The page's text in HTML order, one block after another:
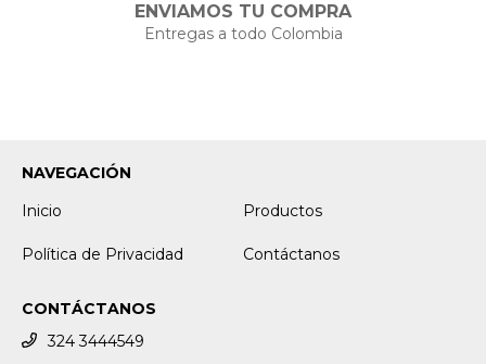
ENVIAMOS TU COMPRA
Entregas a todo Colombia
NAVEGACIÓN
Inicio
Productos
Política de Privacidad Contáctanos
CONTÁCTANOS
324 3444549